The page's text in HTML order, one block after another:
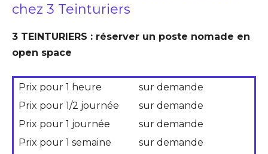
chez 3 Teinturiers
3 TEINTURIERS : réserver un poste nomade en
open space
Prix pour 1 heure
sur demande
Prix pour 1/2 journée
sur demande
Prix pour 1 journée
sur demande
Prix pour 1 semaine
sur demande